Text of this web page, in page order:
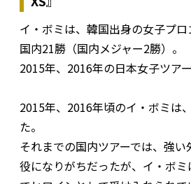
イ・ボミは、韓国出身の女子プ
国内21勝（国内メジャー2勝）。
2015年、2016年の日本女子ツア
2015年、2016年頃のイ・ボミは
た。
それまでの国内ツアーでは、強
役になりがちだったが、イ・ボ